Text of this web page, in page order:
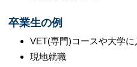
卒業生の例
VET(専門)コースや大学に
現地就職